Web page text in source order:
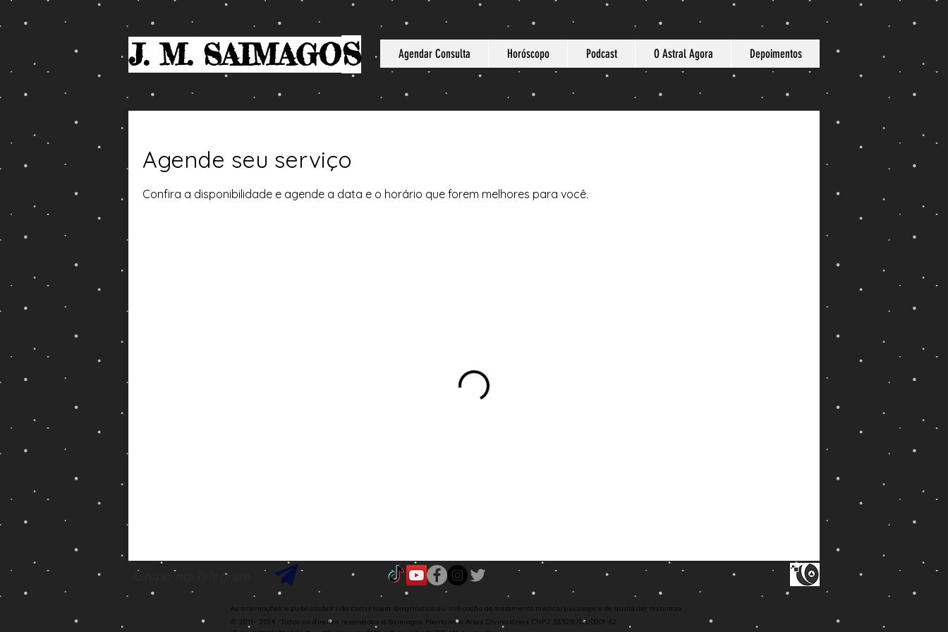
J. M. SAIMAGOS Agendar Consulta Horóscopo Podcast O Astral Agora Depoimentos
Agende seu serviço
Confira a disponibilidade e agende a data e o horário que forem melhores para você.
Grupo no Telegram
As orientações e publicações não constituem diagnóstico ou indicação de tratamento médico/ psicológico
de qualquer natureza.
© 2011- 2024. Todos os direitos reservados a Saimagos Mentoria e Artes Divinatórias CNPJ 33.528.788/0001-62